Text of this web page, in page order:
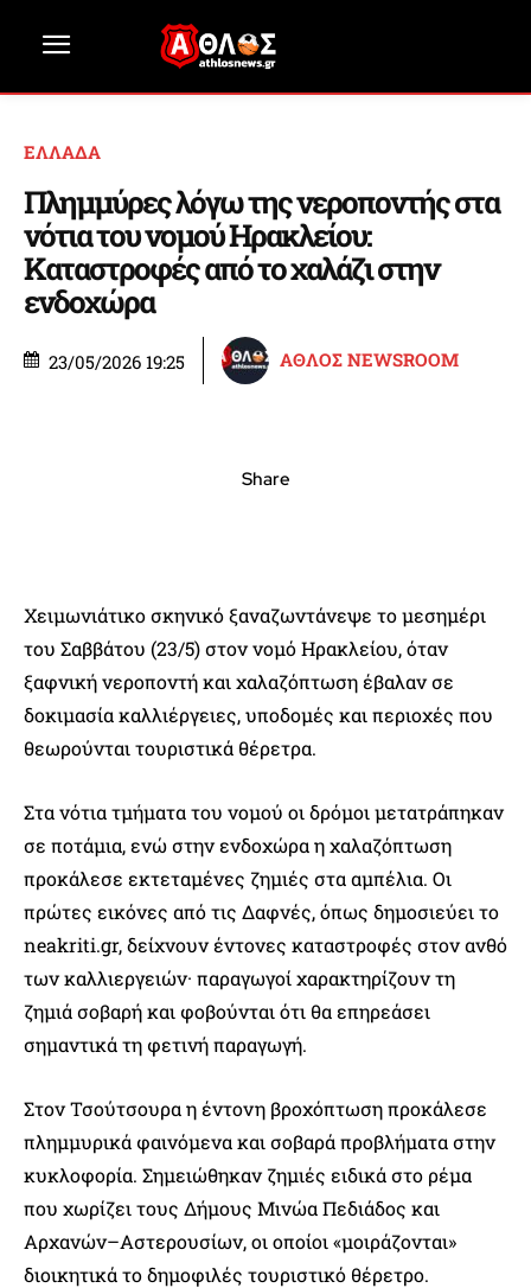
ΕΛΛΑΔΑ
Πλημμύρες λόγω της νεροποντής στα
νότια του νομού Ηρακλείου:
Καταστροφές από το χαλάζι στην
ενδοχώρα
23/05/2026 19:25 ΑΘΛΟΣ NEWSROOM
Share
Χειμωνιάτικο σκηνικό ξαναζωντάνεψε το μεσημέρι
του Σαββάτου (23/5) στον νομό Ηρακλείου, όταν
ξαφνική νεροποντή και χαλαζόπτωση έβαλαν σε
δοκιμασία καλλιέργειες, υποδομές και περιοχές που
θεωρούνται τουριστικά θέρετρα.
Στα νότια τμήματα του νομού οι δρόμοι μετατράπηκαν
σε ποτάμια, ενώ στην ενδοχώρα η χαλαζόπτωση
προκάλεσε εκτεταμένες ζημιές στα αμπέλια. Οι
πρώτες εικόνες από τις Δαφνές, όπως δημοσιεύει το
neakriti.gr, δείχνουν έντονες καταστροφές στον ανθό
των καλλιεργειών· παραγωγοί χαρακτηρίζουν τη
ζημιά σοβαρή και φοβούνται ότι θα επηρεάσει
σημαντικά τη φετινή παραγωγή.
Στον Τσούτσουρα η έντονη βροχόπτωση προκάλεσε
πλημμυρικά φαινόμενα και σοβαρά προβλήματα στην
κυκλοφορία. Σημειώθηκαν ζημιές ειδικά στο ρέμα
που χωρίζει τους Δήμους Μινώα Πεδιάδος και
Αρχανών–Αστερουσίων, οι οποίοι «μοιράζονται»
διοικητικά το δημοφιλές τουριστικό θέρετρο.